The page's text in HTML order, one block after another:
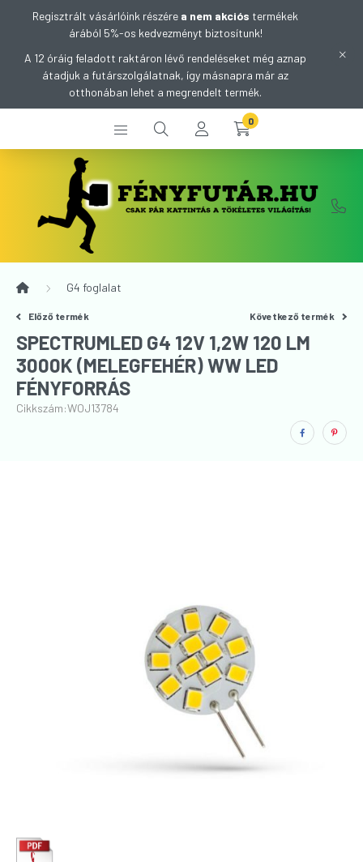
Regisztrált vásárlóink részére a nem akciós termékek
árából 5%-os kedvezményt biztosítunk!
A 12 óráig feladott raktáron lévő rendeléseket még aznap
átadjuk a futárszolgálatnak, így másnapra már az
otthonában lehet a megrendelt termék.
0
G4 foglalat
Előző termék Következő termék
SPECTRUMLED G4 12V 1,2W 120 LM
3000K (MELEGFEHÉR) WW LED
FÉNYFORRÁS
Cikkszám:WOJ13784